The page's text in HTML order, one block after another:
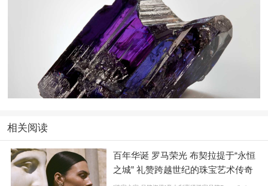
其实，两者有很大的区别。蓝宝石的硬度仅次于钻
石，是9。而坦桑石的硬度与翡翠差不多，只有6.5~7。
相关阅读
百年华诞 罗马荣光 布契拉提于“永恒
之城” 礼赞跨越世纪的珠宝艺术传奇